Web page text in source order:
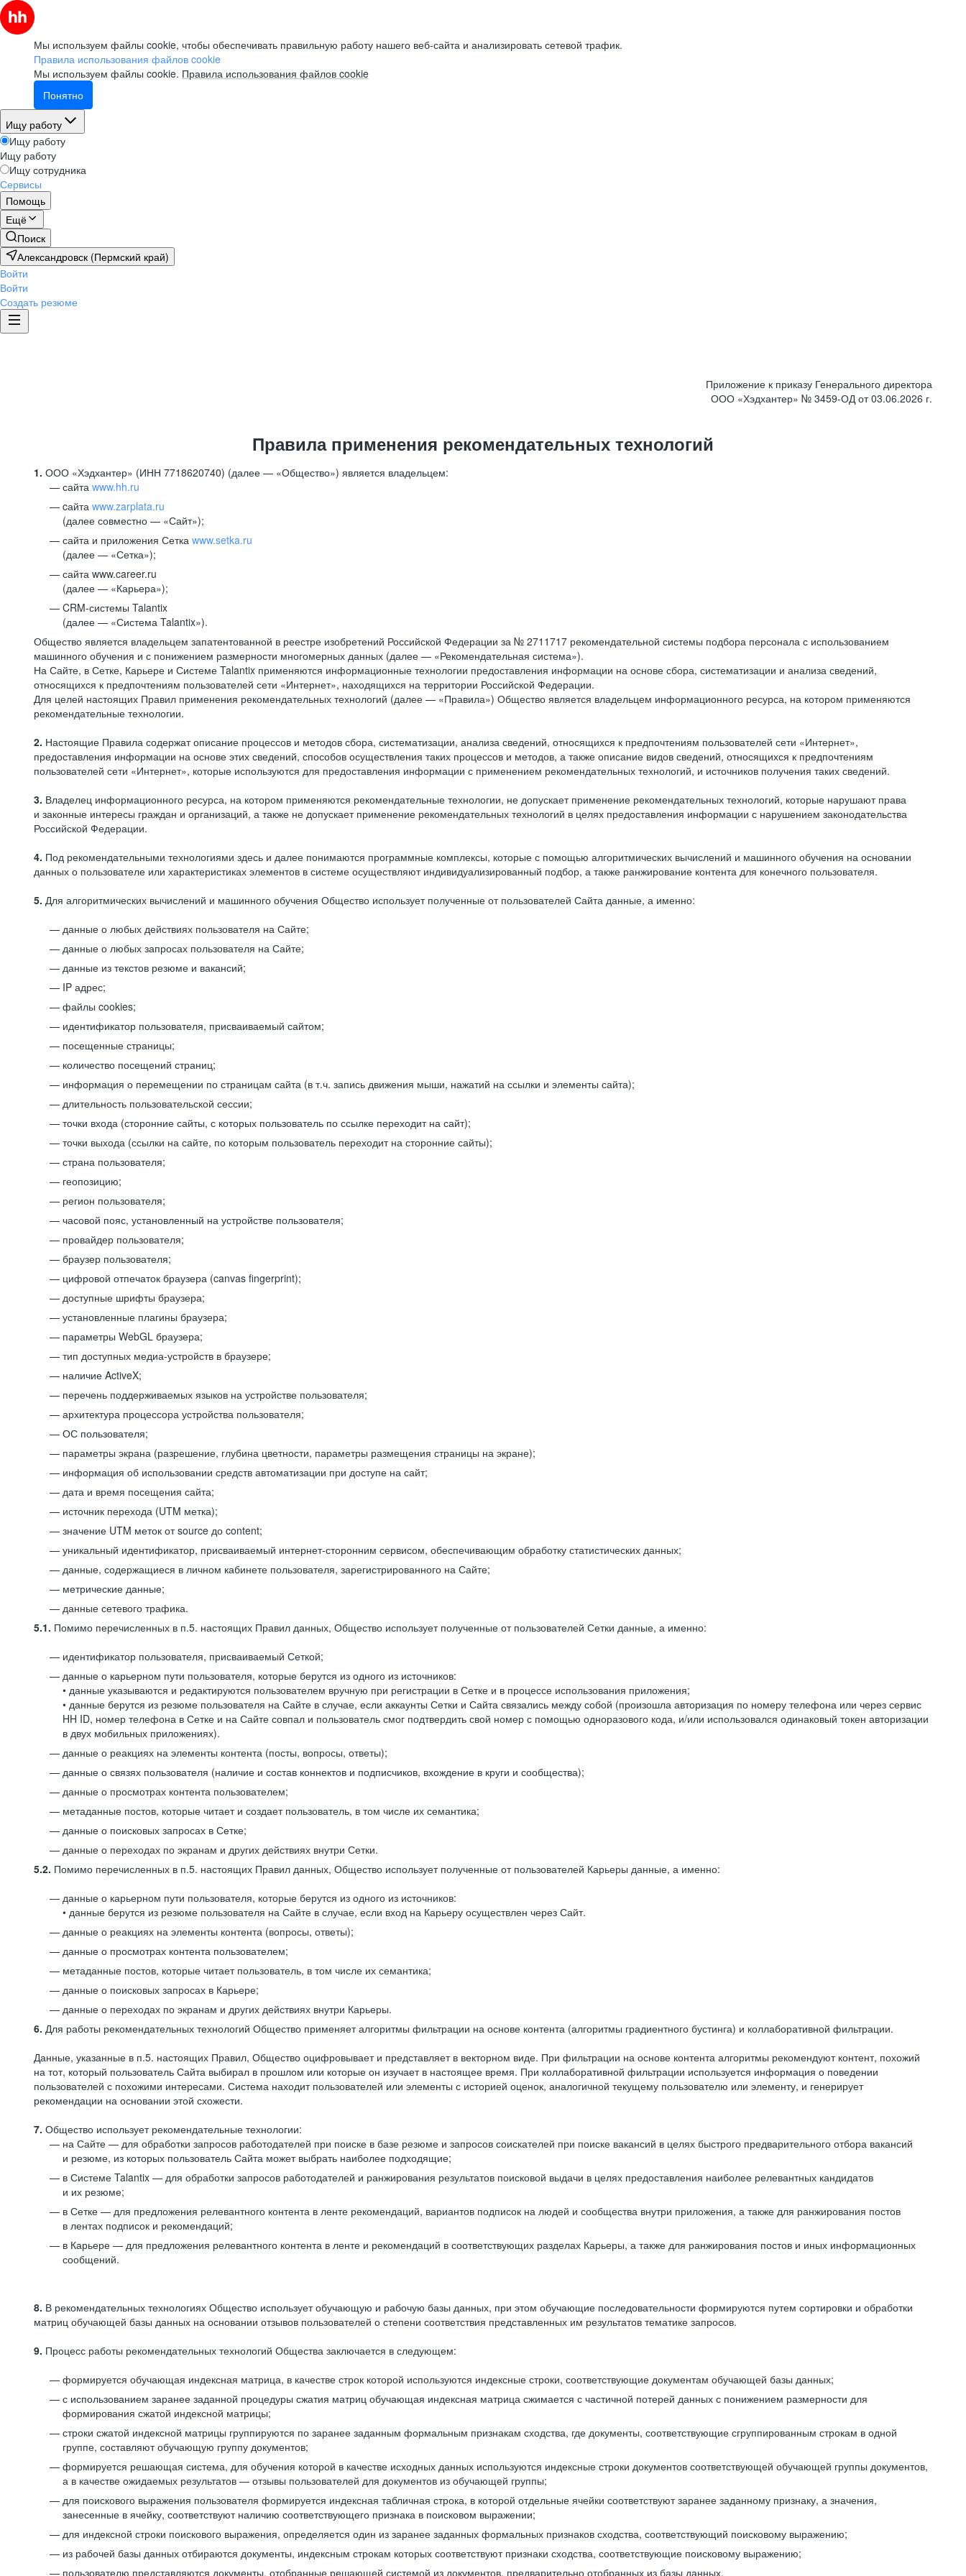
Мы используем файлы cookie, чтобы обеспечивать правильную работу нашего веб-сайта и анализировать сетевой трафик.
Правила использования файлов cookie
Мы используем файлы cookie. Правила использования файлов cookie
Понятно
Ищу работу
Ищу работу
Ищу работу
Ищу сотрудника
Сервисы
Помощь
Ещё
Поиск
Александровск (Пермский край)
Войти
Войти
Создать резюме
Приложение к приказу Генерального директора
ООО «Хэдхантер» № 3459-ОД от 03.06.2026 г.
Правила применения рекомендательных технологий
1. ООО «Хэдхантер» (ИНН 7718620740) (далее — «Общество») является владельцем:
сайта www.hh.ru
cайта www.zarplata.ru
(далее совместно — «Сайт»);
сайта и приложения Сетка www.setka.ru
(далее — «Сетка»);
сайта www.career.ru
(далее — «Карьера»);
CRM-системы Talantix
(далее — «Система Talantix»).
Общество является владельцем запатентованной в реестре изобретений Российской Федерации за № 2711717 рекомендательной системы подбора персонала с использованием
машинного обучения и с понижением размерности многомерных данных (далее — «Рекомендательная система»).
На Сайте, в Сетке, Карьере и Системе Talantix применяются информационные технологии предоставления информации на основе сбора, систематизации и анализа сведений,
относящихся к предпочтениям пользователей сети «Интернет», находящихся на территории Российской Федерации.
Для целей настоящих Правил применения рекомендательных технологий (далее — «Правила») Общество является владельцем информационного ресурса, на котором применяются
рекомендательные технологии.
2. Настоящие Правила содержат описание процессов и методов сбора, систематизации, анализа сведений, относящихся к предпочтениям пользователей сети «Интернет»,
предоставления информации на основе этих сведений, способов осуществления таких процессов и методов, а также описание видов сведений, относящихся к предпочтениям
пользователей сети «Интернет», которые используются для предоставления информации с применением рекомендательных технологий, и источников получения таких сведений.
3. Владелец информационного ресурса, на котором применяются рекомендательные технологии, не допускает применение рекомендательных технологий, которые нарушают права
и законные интересы граждан и организаций, а также не допускает применение рекомендательных технологий в целях предоставления информации с нарушением законодательства
Российской Федерации.
4. Под рекомендательными технологиями здесь и далее понимаются программные комплексы, которые с помощью алгоритмических вычислений и машинного обучения на основании
данных о пользователе или характеристиках элементов в системе осуществляют индивидуализированный подбор, а также ранжирование контента для конечного пользователя.
5. Для алгоритмических вычислений и машинного обучения Общество использует полученные от пользователей Сайта данные, а именно:
данные о любых действиях пользователя на Сайте;
данные о любых запросах пользователя на Сайте;
данные из текстов резюме и вакансий;
IP адрес;
файлы cookies;
идентификатор пользователя, присваиваемый сайтом;
посещенные страницы;
количество посещений страниц;
информация о перемещении по страницам сайта (в т.ч. запись движения мыши, нажатий на ссылки и элементы сайта);
длительность пользовательской сессии;
точки входа (сторонние сайты, с которых пользователь по ссылке переходит на сайт);
точки выхода (ссылки на сайте, по которым пользователь переходит на сторонние сайты);
страна пользователя;
геопозицию;
регион пользователя;
часовой пояс, установленный на устройстве пользователя;
провайдер пользователя;
браузер пользователя;
цифровой отпечаток браузера (canvas fingerprint);
доступные шрифты браузера;
установленные плагины браузера;
параметры WebGL браузера;
тип доступных медиа-устройств в браузере;
наличие ActiveX;
перечень поддерживаемых языков на устройстве пользователя;
архитектура процессора устройства пользователя;
ОС пользователя;
параметры экрана (разрешение, глубина цветности, параметры размещения страницы на экране);
информация об использовании средств автоматизации при доступе на сайт;
дата и время посещения сайта;
источник перехода (UTM метка);
значение UTM меток от source до content;
уникальный идентификатор, присваиваемый интернет-сторонним сервисом, обеспечивающим обработку статистических данных;
данные, содержащиеся в личном кабинете пользователя, зарегистрированного на Сайте;
метрические данные;
данные сетевого трафика.
5.1. Помимо перечисленных в п.5. настоящих Правил данных, Общество использует полученные от пользователей Сетки данные, а именно:
идентификатор пользователя, присваиваемый Сеткой;
данные о карьерном пути пользователя, которые берутся из одного из источников:
• данные указываются и редактируются пользователем вручную при регистрации в Сетке и в процессе использования приложения;
• данные берутся из резюме пользователя на Сайте в случае, если аккаунты Сетки и Сайта связались между собой (произошла авторизация по номеру телефона или через сервис
HH ID, номер телефона в Сетке и на Сайте совпал и пользователь смог подтвердить свой номер с помощью одноразового кода, и/или использовался одинаковый токен авторизации
в двух мобильных приложениях).
данные о реакциях на элементы контента (посты, вопросы, ответы);
данные о связях пользователя (наличие и состав коннектов и подписчиков, вхождение в круги и сообщества);
данные о просмотрах контента пользователем;
метаданные постов, которые читает и создает пользователь, в том числе их семантика;
данные о поисковых запросах в Сетке;
данные о переходах по экранам и других действиях внутри Сетки.
5.2. Помимо перечисленных в п.5. настоящих Правил данных, Общество использует полученные от пользователей Карьеры данные, а именно:
данные о карьерном пути пользователя, которые берутся из одного из источников:
• данные берутся из резюме пользователя на Сайте в случае, если вход на Карьеру осуществлен через Сайт.
данные о реакциях на элементы контента (вопросы, ответы);
данные о просмотрах контента пользователем;
метаданные постов, которые читает пользователь, в том числе их семантика;
данные о поисковых запросах в Карьере;
данные о переходах по экранам и других действиях внутри Карьеры.
6. Для работы рекомендательных технологий Общество применяет алгоритмы фильтрации на основе контента (алгоритмы градиентного бустинга) и коллаборативной фильтрации.
Данные, указанные в п.5. настоящих Правил, Общество оцифровывает и представляет в векторном виде. При фильтрации на основе контента алгоритмы рекомендуют контент, похожий
на тот, который пользователь Сайта выбирал в прошлом или которые он изучает в настоящее время. При коллаборативной фильтрации используется информация о поведении
пользователей с похожими интересами. Система находит пользователей или элементы с историей оценок, аналогичной текущему пользователю или элементу, и генерирует
рекомендации на основании этой схожести.
7. Общество использует рекомендательные технологии:
на Сайте — для обработки запросов работодателей при поиске в базе резюме и запросов соискателей при поиске вакансий в целях быстрого предварительного отбора вакансий
и резюме, из которых пользователь Сайта может выбрать наиболее подходящие;
в Системе Talantix — для обработки запросов работодателей и ранжирования результатов поисковой выдачи в целях предоставления наиболее релевантных кандидатов
и их резюме;
в Сетке — для предложения релевантного контента в ленте рекомендаций, вариантов подписок на людей и сообщества внутри приложения, а также для ранжирования постов
в лентах подписок и рекомендаций;
в Карьере — для предложения релевантного контента в ленте и рекомендаций в соответствующих разделах Карьеры, а также для ранжирования постов и иных информационных
сообщений.
8. В рекомендательных технологиях Общество использует обучающую и рабочую базы данных, при этом обучающие последовательности формируются путем сортировки и обработки
матриц обучающей базы данных на основании отзывов пользователей о степени соответствия представленных им результатов тематике запросов.
9. Процесс работы рекомендательных технологий Общества заключается в следующем:
формируется обучающая индексная матрица, в качестве строк которой используются индексные строки, соответствующие документам обучающей базы данных;
с использованием заранее заданной процедуры сжатия матриц обучающая индексная матрица сжимается с частичной потерей данных с понижением размерности для
формирования сжатой индексной матрицы;
строки сжатой индексной матрицы группируются по заранее заданным формальным признакам сходства, где документы, соответствующие сгруппированным строкам в одной
группе, составляют обучающую группу документов;
формируется решающая система, для обучения которой в качестве исходных данных используются индексные строки документов соответствующей обучающей группы документов,
а в качестве ожидаемых результатов — отзывы пользователей для документов из обучающей группы;
для поискового выражения пользователя формируется индексная табличная строка, в которой отдельные ячейки соответствуют заранее заданному признаку, а значения,
занесенные в ячейку, соответствуют наличию соответствующего признака в поисковом выражении;
для индексной строки поискового выражения, определяется один из заранее заданных формальных признаков сходства, соответствующий поисковому выражению;
из рабочей базы данных отбираются документы, индексным строкам которых соответствуют признаки сходства, соответствующие поисковому выражению;
пользователю представляются документы, отобранные решающей системой из документов, предварительно отобранных из базы данных.